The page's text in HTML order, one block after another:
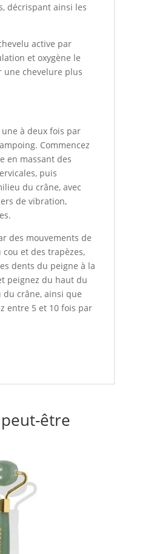
décrispant ainsi les
active par
et oxygène le
chevelure plus
une à deux fois par
Commencez
en massant des
puis
du crâne, avec
de vibration,
des mouvements de
et des trapèzes,
dents du peigne à la
peignez du haut du
crâne, ainsi que
entre 5 et 10 fois par
être